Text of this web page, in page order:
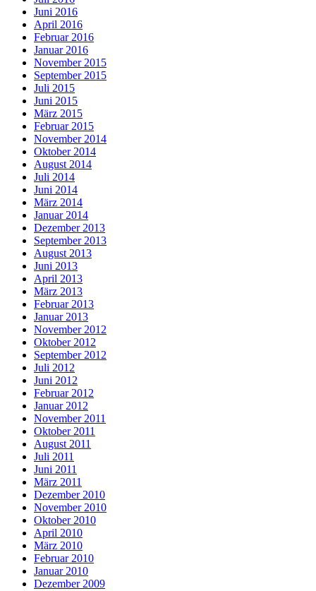
Juni 2016
April 2016
Februar 2016
Januar 2016
November 2015
September 2015
Juli 2015
Juni 2015
März 2015
Februar 2015
November 2014
Oktober 2014
August 2014
Juli 2014
Juni 2014
März 2014
Januar 2014
Dezember 2013
September 2013
August 2013
Juni 2013
April 2013
März 2013
Februar 2013
Januar 2013
November 2012
Oktober 2012
September 2012
Juli 2012
Juni 2012
Februar 2012
Januar 2012
November 2011
Oktober 2011
August 2011
Juli 2011
Juni 2011
März 2011
Dezember 2010
November 2010
Oktober 2010
April 2010
März 2010
Februar 2010
Januar 2010
Dezember 2009